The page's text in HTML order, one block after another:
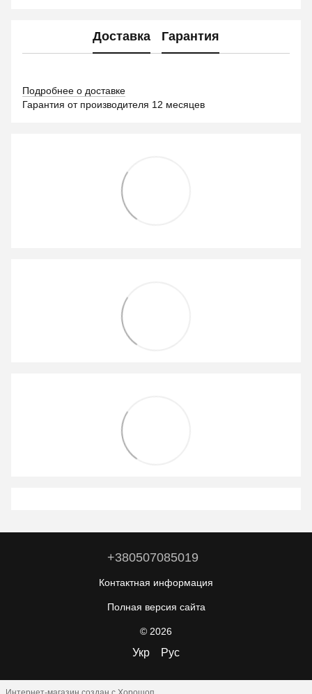
Доставка Гарантия
Подробнее о доставке
Гарантия от производителя 12 месяцев
+380507085019
Контактная информация
Полная версия сайта
© 2026
Укр Рус